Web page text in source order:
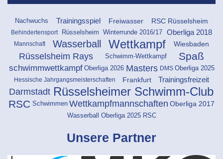
Nachwuchs Trainingsspiel Freiwasser RSC Rüsselsheim
Behindertensport Rüsselsheim Winterrunde 2016/17 Oberliga 2018
Mannschaft Wasserball Wettkampf Wiesbaden
Rüsselsheim Rays Schwimm-Wettkampf Spaß
schwimmwettkampf Oberliga 2026 Masters DMS Oberliga 2025
Hessische Jahrgangsmeisterschaften Frankfurt Trainingsfreizeit
Darmstadt Rüsselsheimer Schwimm-Club
RSC Schwimmen Wettkampfmannschaften Oberliga 2017
Wasserball Oberliga 2025 RSC
Unsere Partner